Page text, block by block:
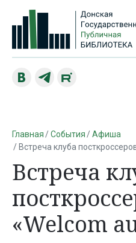
Главная События
Афиша
Встреча клуба
Встреча
«Welcom